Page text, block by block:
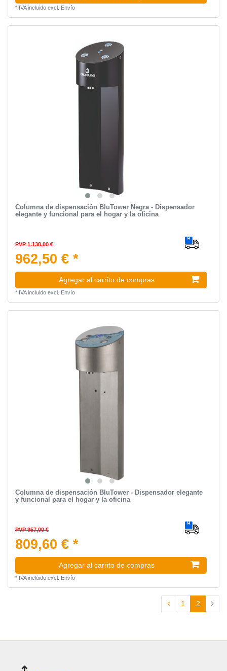
* IVA incluidoexcl. Envío
Columna de dispensación BluTower Negra - Dispensador
elegante y funcional para el hogar y la oficina
PVP 1.138,00 €
962,50 € *
Agregar al carrito de compras
* IVA incluidoexcl. Envío
Columna de dispensación BluTower - Dispensador elegante
y funcional para el hogar y la oficina
PVP 957,00 €
809,60 € *
Agregar al carrito de compras
* IVA incluidoexcl. Envío
1 2